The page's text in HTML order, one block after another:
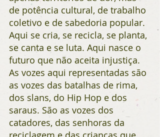
de potência cultural, de trabalho
coletivo e de sabedoria popular.
Aqui se cria, se recicla, se planta,
se canta e se luta. Aqui nasce o
futuro que não aceita injustiça.
As vozes aqui representadas são
as vozes das batalhas de rima,
dos slans, do Hip Hop e dos
saraus. São as vozes dos
catadores, das senhoras da